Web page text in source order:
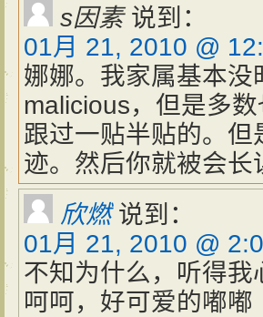
s因素 说到：
01月 21, 2010 @
娜娜。我家属基本
malicious，但是多
跟过一贴半贴的。
迹。然后你就被会长
欣燃 说到：
01月 21, 2010 @
不知为什么，听得我
呵呵，好可爱的嘟嘟